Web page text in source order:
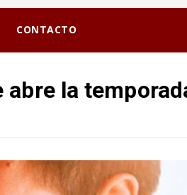
CONTACTO
la